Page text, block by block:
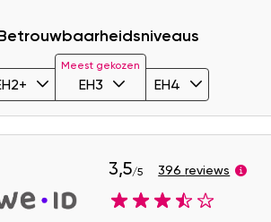
Meest gekozen
EH3 EH4
3,5/5 396 reviews